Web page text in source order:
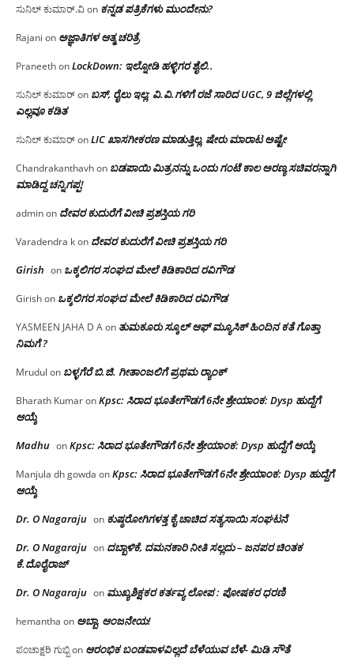
ಸುನಿಲ್ ಕುಮಾರ್.ವಿon ಕನ್ನಡ ಪತ್ರಿಕೆಗಳು ಮುಂದೇನು?
Rajani on ಅಜ್ಞಾತಿಗಳ ಆತ್ಮ ಚರಿತ್ರೆ
PraneethonLockDown: ಇಲ್ನೋಡಿ ಹಳ್ಳಿಗರ ಶೈಲಿ..
ಸುನಿಲ್ ಕುಮಾರ್on ಬಸ್, ರೈಲು ಇಲ್ಲ; ವಿ.ವಿ.ಗಳಿಗೆ ರಜೆ ಸಾರಿದ UGC, 9 ಜಿಲ್ಲೆಗಳಲ್ಲಿ
ಎಲ್ಲವೂ ಕಡಿತ
ಸುನಿಲ್ ಕುಮಾರ್onLIC ಖಾಸಗೀಕರಣ ಮಾಡುತ್ತಿಲ್ಲ, ಷೇರು ಮಾರಾಟ ಅಷ್ಟೇ
Chandrakanthavhon ಬಡಪಾಯಿ ಮಿತ್ರನನ್ನು ಒಂದು ಗಂಟೆ ಕಾಲ ಅರಣ್ಯ ಸಚಿವರನ್ನಾಗಿ
ಮಾಡಿದ್ದ ಚನ್ನಿಗಪ್ಪ!
adminon ದೇವರ ಕುದುರೆಗೆ ವೀಚಿ ಪ್ರಶಸ್ತಿಯ ಗರಿ
Varadendra kon ದೇವರ ಕುದುರೆಗೆ ವೀಚಿ ಪ್ರಶಸ್ತಿಯ ಗರಿ
Girish on ಒಕ್ಕಲಿಗರ ಸಂಘದ ಮೇಲೆ ಕಿಡಿಕಾರಿದ ರವಿಗೌಡ
Girishon ಒಕ್ಕಲಿಗರ ಸಂಘದ ಮೇಲೆ ಕಿಡಿಕಾರಿದ ರವಿಗೌಡ
YASMEEN JAHA D Aon ತುಮಕೂರು ಸ್ಕೂಲ್ ಆಫ್ ಮ್ಯೂಸಿಕ್ ಹಿಂದಿನ ಕತೆ ಗೊತ್ತಾ
ನಿಮಗೆ ?
Mrudul on ಬಳ್ಳಗೆರೆ ಬಿ.ಜಿ. ಗೀತಾಂಜಲಿಗೆ ಪ್ರಥಮ ರ‌್ಯಾಂಕ್
Bharath KumaronKpsc: ಸಿರಾದ ಭೂತೇಗೌಡಗೆ 6ನೇ ಶ್ರೇಯಾಂಕ: Dysp ಹುದ್ದೆಗೆ
ಆಯ್ಕೆ
Madhu onKpsc: ಸಿರಾದ ಭೂತೇಗೌಡಗೆ 6ನೇ ಶ್ರೇಯಾಂಕ: Dysp ಹುದ್ದೆಗೆ ಆಯ್ಕೆ
Manjula dh gowda onKpsc: ಸಿರಾದ ಭೂತೇಗೌಡಗೆ 6ನೇ ಶ್ರೇಯಾಂಕ: Dysp ಹುದ್ದೆಗೆ
ಆಯ್ಕೆ
Dr. O Nagaraju on ಕುಷ್ಠರೋಗಿಗಳತ್ತ ಕೈ ಚಾಚಿದ ಸತ್ಯಸಾಯಿ ಸಂಘಟನೆ
Dr. O Nagaraju on ದಬ್ಬಾಳಿಕೆ, ದಮನಕಾರಿ ನೀತಿ ಸಲ್ಲದು – ಜನಪರ ಚಿಂತಕ
ಕೆ.ದೊರೈರಾಜ್
Dr. O Nagaraju on ಮುಖ್ಯಶಿಕ್ಷಕರ ಕರ್ತವ್ಯ ಲೋಪ : ಪೋಷಕರ ಧರಣಿ
hemantha on ಅಬ್ಬಾ, ಆಂಜನೇಯ!
ಪಂಚಾಕ್ಷರಿ ಗುಬ್ಬಿon ಆರಂಭಿಕ ಬಂಡವಾಳವಿಲ್ಲದೆ ಬೆಳೆಯುವ ಬೆಳೆ- ಮಿಡಿ ಸೌತೆ